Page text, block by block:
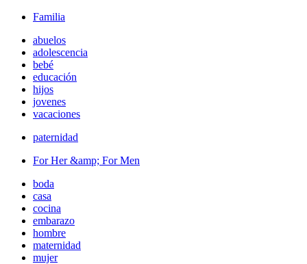
Familia
abuelos
adolescencia
bebé
educación
hijos
jovenes
vacaciones
paternidad
For Her &amp; For Men
boda
casa
cocina
embarazo
hombre
maternidad
mujer